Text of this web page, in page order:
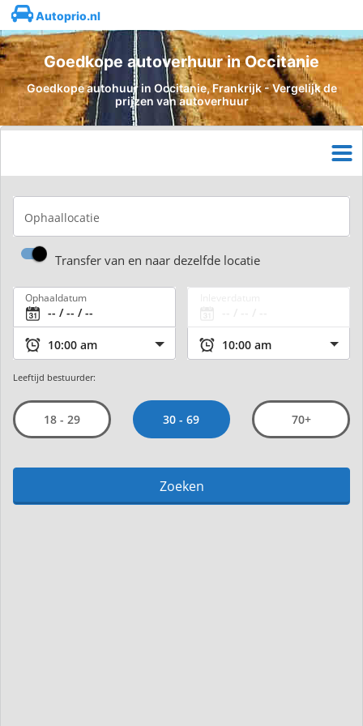
Autoprio.nl
Goedkope autoverhuur in Occitanie
Goedkope autohuur in Occitanie, Frankrijk - Vergelijk de
prijzen van autoverhuur
Ophaallocatie
Transfer van en naar dezelfde locatie
Ophaaldatum
Leeftijd bestuurder:
18 - 29 30 - 69 70+
Zoeken